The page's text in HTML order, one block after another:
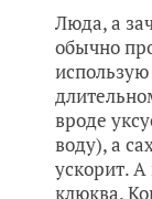
Люда, а
обычно
вроде
воду), а
ускорит.
клюква.